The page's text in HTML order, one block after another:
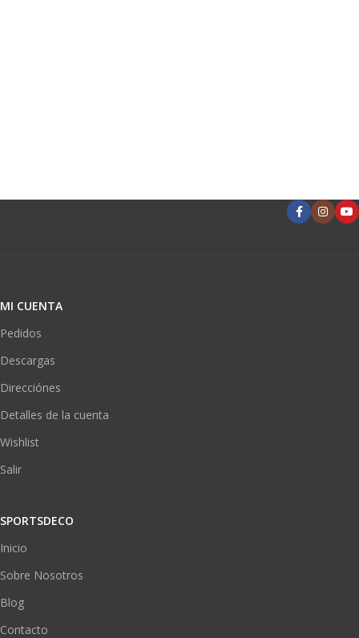
MI CUENTA
Pedidos
Descargas
Direcciónes
Detalles de la cuenta
Wishlist
Salir
SPORTSDECO
Inicio
Sobre Nosotros
Blog
Contacto